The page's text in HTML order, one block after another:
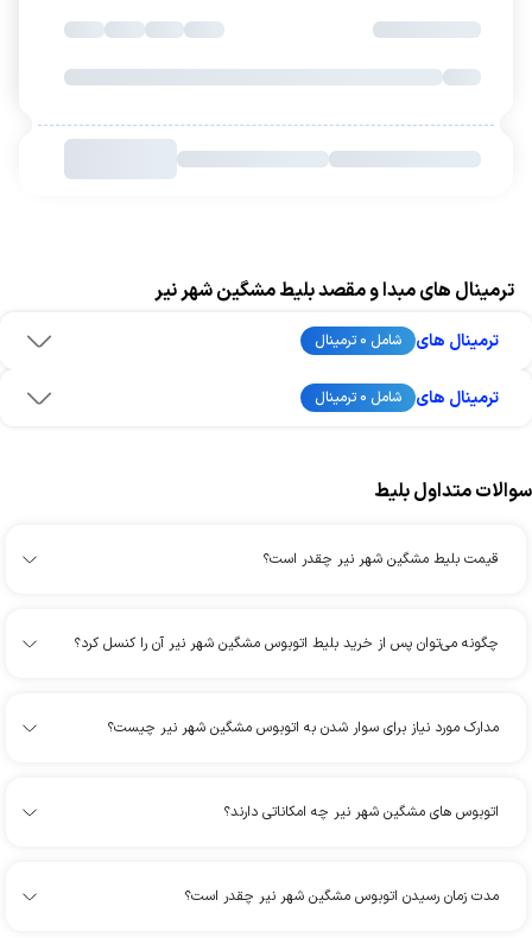
ترمینال های مبدا و مقصد بلیط مشگین شهر نیر
ترمینال های شامل 0 ترمینال
ترمینال های شامل 0 ترمینال
سوالات متداول بلیط
قیمت بلیط مشگین شهر نیر چقدر است؟
چگونه می‌توان پس از خرید بلیط اتوبوس مشگین شهر نیر آن را کنسل کرد؟
مدارک مورد نیاز برای سوار شدن به اتوبوس مشگین شهر نیر چیست؟
اتوبوس های مشگین شهر نیر چه امکاناتی دارند؟
مدت زمان رسیدن اتوبوس مشگین شهر نیر چقدر است؟